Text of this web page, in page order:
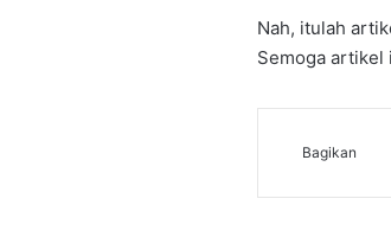
Nah, itulah
Semoga artikel
Bagikan